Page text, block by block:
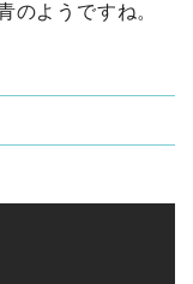
のようですね。